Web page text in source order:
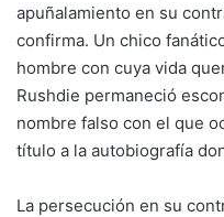
apuñalamiento en su
confirma. Un chico
hombre con cuya vida
Rushdie permaneció
nombre falso con el que
título a la autobiografía
La persecución en su